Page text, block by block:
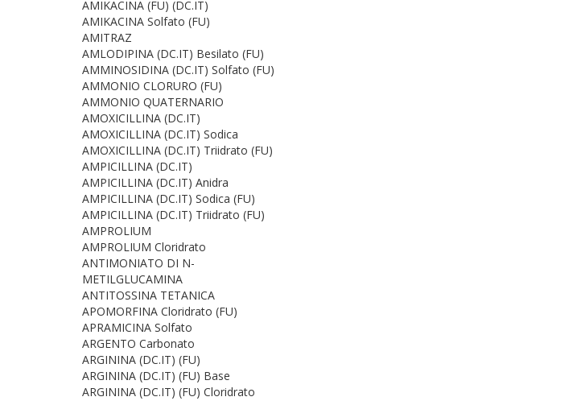
AMIKACINA (FU) (DC.IT)
AMIKACINA Solfato (FU)
AMITRAZ
AMLODIPINA (DC.IT) Besilato (FU)
AMMINOSIDINA (DC.IT) Solfato (FU)
AMMONIO CLORURO (FU)
AMMONIO QUATERNARIO
AMOXICILLINA (DC.IT)
AMOXICILLINA (DC.IT) Sodica
AMOXICILLINA (DC.IT) Triidrato (FU)
AMPICILLINA (DC.IT)
AMPICILLINA (DC.IT) Anidra
AMPICILLINA (DC.IT) Sodica (FU)
AMPICILLINA (DC.IT) Triidrato (FU)
AMPROLIUM
AMPROLIUM Cloridrato
ANTIMONIATO DI N-
METILGLUCAMINA
ANTITOSSINA TETANICA
APOMORFINA Cloridrato (FU)
APRAMICINA Solfato
ARGENTO Carbonato
ARGININA (DC.IT) (FU)
ARGININA (DC.IT) (FU) Base
ARGININA (DC.IT) (FU) Cloridrato